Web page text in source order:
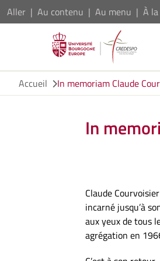
Aller Au contenu Au menu À
Accueil
In memoriam Claude
In
Claude
incarné jusqu’à
aux yeux de tous
agrégation en